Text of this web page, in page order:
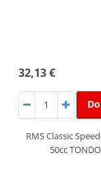
32,13 €
RMS Classic
50cc